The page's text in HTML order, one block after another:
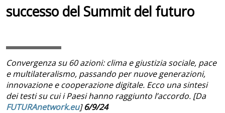
successo del Summit del futuro
Convergenza su 60 azioni: clima e giustizia sociale, pace
e multilateralismo, passando per nuove generazioni,
innovazione e cooperazione digitale. Ecco una sintesi
dei testi su cui i Paesi hanno raggiunto l’accordo. [Da
FUTURAnetwork.eu]6/9/24